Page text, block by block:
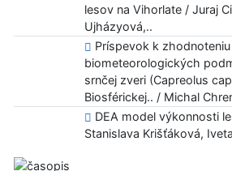
lesov na Vihorlate / Juraj
Ujházyová,..
Príspevok k
biometeorologických
srnčej zveri (Capreolus
Biosférickej.. / Michal
DEA model výkonnosti
Stanislava Krišťáková,